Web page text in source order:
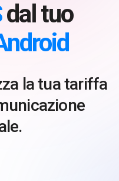
dal tuo
la tua tariffa